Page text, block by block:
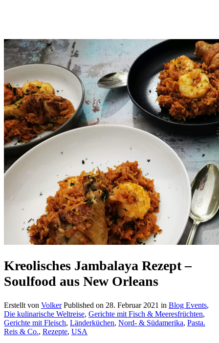
Kreolisches Jambalaya Rezept –
Soulfood aus New Orleans
Erstellt von Volker Published on 28. Februar 2021 in Blog Events,
Die kulinarische Weltreise, Gerichte mit Fisch & Meeresfrüchten,
Gerichte mit Fleisch, Länderküchen, Nord- & Südamerika, Pasta.
Reis & Co., Rezepte, USA